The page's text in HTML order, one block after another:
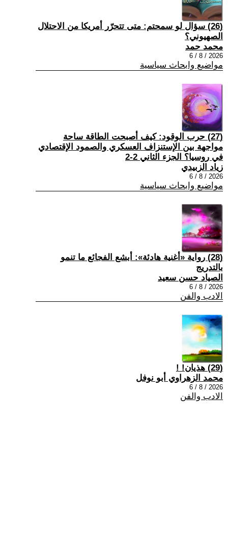
(26) سؤال لو سمحتم: متى تتحرّر أمريكا من الاحتلال
الصهيوني؟
محمد حمد
2026 / 8 / 6
مواضيع وابحاث سياسية
(27) حرب الوقود: كيف أصبحت الطاقة ساحة
مواجهة بين الإستنزاف العسكري والصمود الإقتصادي
في روسيا؟ الجزء الثاني 2-2
زياد الزبيدي
2026 / 8 / 6
مواضيع وابحاث سياسية
(28) رواية «أغنية هادئة»: أبشع الفجائع ما تنمو
بالتدريج
الصياد حسن سعيد
2026 / 8 / 6
الادب والفن
(29) هذيان! !
محمد الزهراوي أبو نوفل
2026 / 8 / 6
الادب والفن